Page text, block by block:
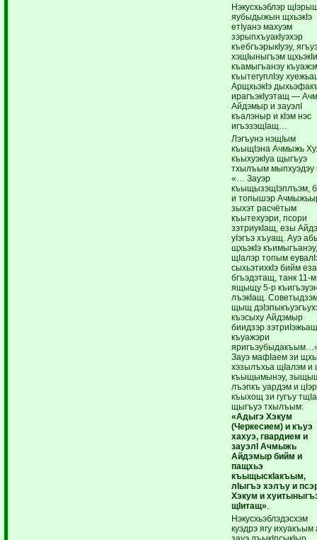
Нэкусхьэблэр
яубыдыжын щхьэкIэ
етIуанэ махуэм
зэрыпхъуакIуэхэр
къебгъэрыкIуэу,
хэщIыныгъэм
къамыгъанэу
къытегуплIэу
АрщхьэкIэ
ирагъэкIуэтащ —
Айдэмыр и зауэлI
къалэныр и кIэм нэс
игъэзэщIащ…
Лэгъунэ нэщIым
къыщIэна Ачмыжь
къыхуэкIуа щыгъуэ
тхылъым мыпхуэдэу
«… Зауэр
къыщызэщIэплъэм,
и топышэр
зыхэт расчётым
къытехуэри, псори
зэтриукIащ, езы
уIэгъэ хъуащ. Ауэ
щхьэкIэ
щIалэр топым
сыхьэтихкIэ бийм
бгъэдэтащ, танк 11-м
ящыщу 5-р
лъэкIащ.
щыщ
къэсыху Айдэмыр
биидзэр
къуажэри
Зауэ мафIаем зи
хэзылъхьа щIалэм и
къыщымынэу,
лъэпкъ уардэм и
къыхощ зи гугъу тщIа
щыгъуэ тхылъым:
«Адыгэ Хэкум
(Черкесием) и къуэ
хахуэ, гвардием и
зауэлI Ачмыжь
Айдэмыр бийм и
пащхьэ
къыщыскIакъым,
лIыгъэ хэлъу и
Хэкум и
щIитащ»
Нэкусхьэблэдэсхэм
куэдрэ ягу ихуакъым